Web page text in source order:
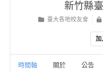
新竹縣
臺大各地校友會
加
時間軸 關於 公告